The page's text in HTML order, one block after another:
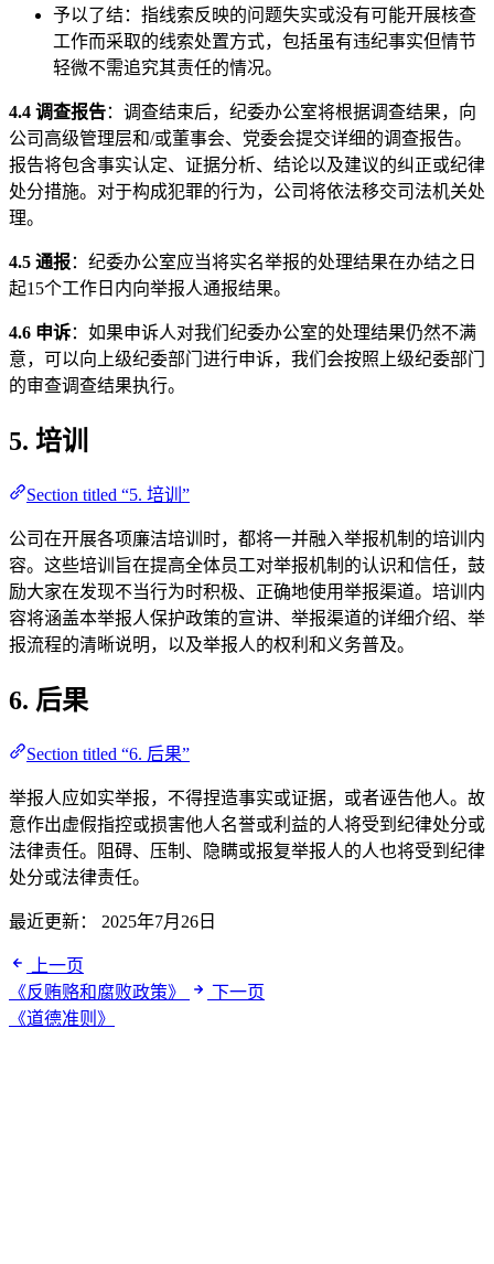
予以了结：指线索反映的问题失实或没有可能开展核查
工作而采取的线索处置方式，包括虽有违纪事实但情节
轻微不需追究其责任的情况。
4.4 调查报告：调查结束后，纪委办公室将根据调查结果，向
公司高级管理层和/或董事会、党委会提交详细的调查报告。
报告将包含事实认定、证据分析、结论以及建议的纠正或纪律
处分措施。对于构成犯罪的行为，公司将依法移交司法机关处
理。
4.5 通报：纪委办公室应当将实名举报的处理结果在办结之日
起15个工作日内向举报人通报结果。
4.6 申诉：如果申诉人对我们纪委办公室的处理结果仍然不满
意，可以向上级纪委部门进行申诉，我们会按照上级纪委部门
的审查调查结果执行。
5. 培训
Section titled “5. 培训”
公司在开展各项廉洁培训时，都将一并融入举报机制的培训内
容。这些培训旨在提高全体员工对举报机制的认识和信任，鼓
励大家在发现不当行为时积极、正确地使用举报渠道。培训内
容将涵盖本举报人保护政策的宣讲、举报渠道的详细介绍、举
报流程的清晰说明，以及举报人的权利和义务普及。
6. 后果
Section titled “6. 后果”
举报人应如实举报，不得捏造事实或证据，或者诬告他人。故
意作出虚假指控或损害他人名誉或利益的人将受到纪律处分或
法律责任。阻碍、压制、隐瞒或报复举报人的人也将受到纪律
处分或法律责任。
最近更新： 2025年7月26日
上一页
《反贿赂和腐败政策》
下一页
《道德准则》